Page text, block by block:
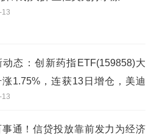
13
态：创新药指ETF(159858)大
1.75%，连获13日增仓，美迪
医药、恒瑞医药、凯莱英均涨
13
通！信贷投放靠前发力为经济